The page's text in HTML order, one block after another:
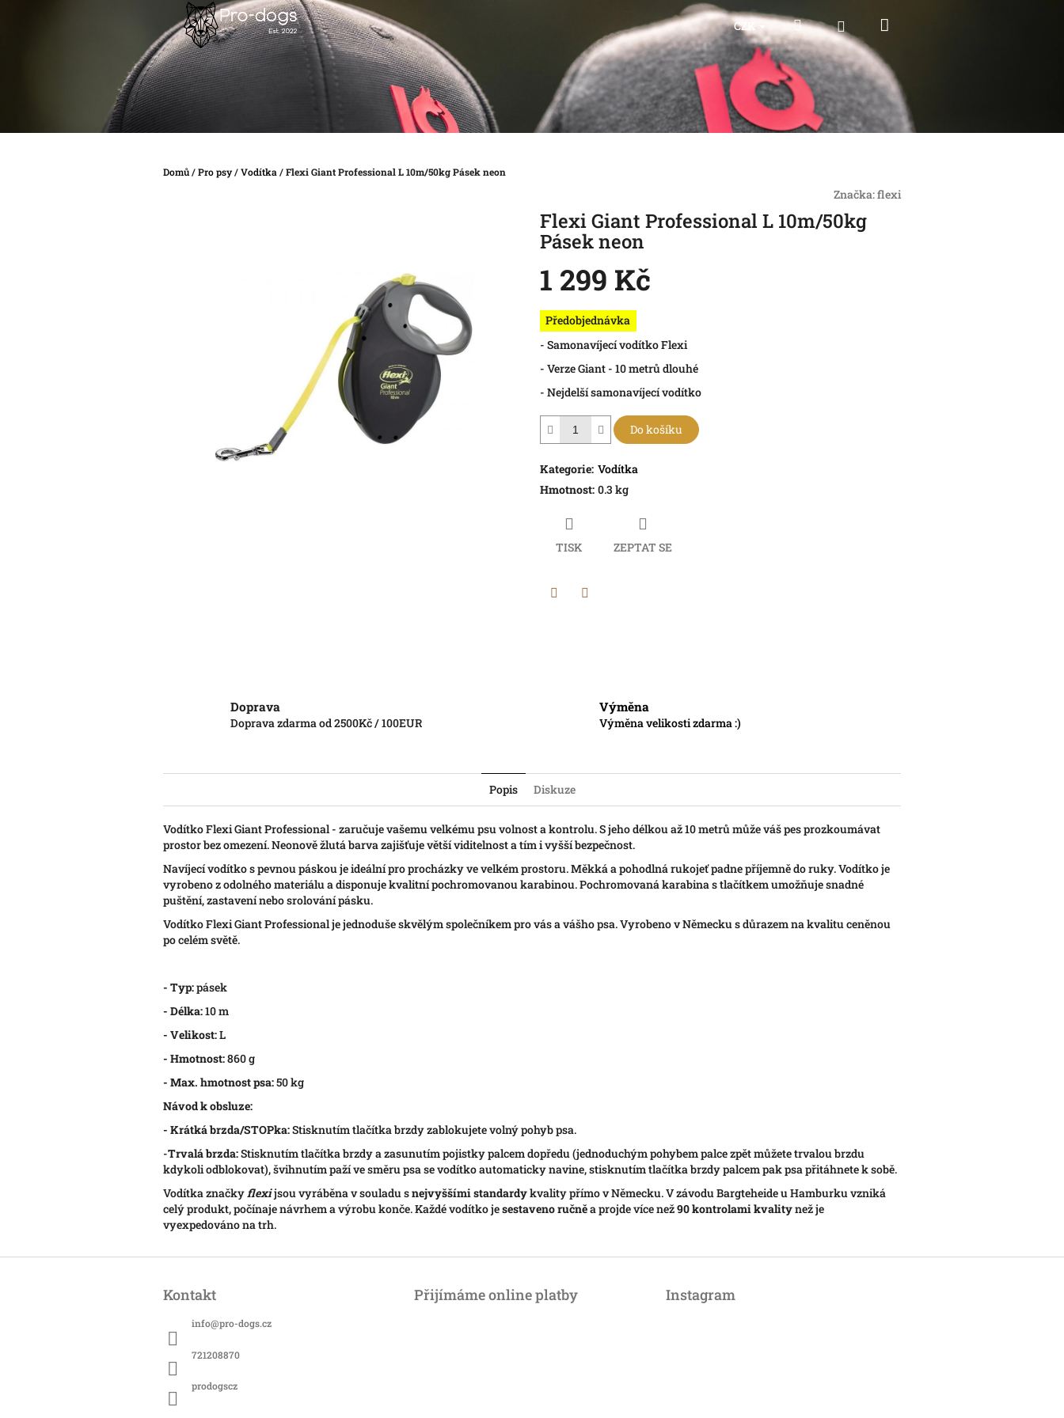
CZK HledatPřihlášení
Domů/Pro psy/Vodítka/Flexi Giant Professional L 10m/50kg Pásek neon
Značka:flexi
Flexi Giant Professional L 10m/50kg
Pásek neon
1 299 Kč
Měrná
cena:
Předobjednávka
- Samonavíjecí vodítko Flexi
- Verze Giant - 10 metrů dlouhé
- Nejdelší samonavíjecí vodítko
Do košíku
Kategorie: Vodítka
Hmotnost: 0.3 kg
TISK ZEPTAT SE
Doprava
Doprava zdarma od 2500Kč / 100EUR
Výměna
Výměna velikosti zdarma :)
Popis Diskuze
Vodítko Flexi Giant Professional - zaručuje vašemu velkému psu volnost a kontrolu. S jeho délkou až 10 metrů může váš pes prozkoumávat
prostor bez omezení. Neonově žlutá barva zajišťuje větší viditelnost a tím i vyšší bezpečnost.
Navíjecí vodítko s pevnou páskou je ideální pro procházky ve velkém prostoru. Měkká a pohodlná rukojeť padne příjemně do ruky. Vodítko je
vyrobeno z odolného materiálu a disponuje kvalitní pochromovanou karabinou. Pochromovaná karabina s tlačítkem umožňuje snadné
puštění, zastavení nebo srolování pásku.
Vodítko Flexi Giant Professional je jednoduše skvělým společníkem pro vás a vášho psa. Vyrobeno v Německu s důrazem na kvalitu ceněnou
po celém světě.
- Typ:pásek
- Délka:10 m
- Velikost:L
- Hmotnost:860 g
- Max. hmotnost psa:50 kg
Návod k obsluze:
- Krátká brzda/STOPka:Stisknutím tlačítka brzdy zablokujete volný pohyb psa.
-Trvalá brzda:Stisknutím tlačítka brzdy a zasunutím pojistky palcem dopředu (jednoduchým pohybem palce zpět můžete trvalou brzdu
kdykoli odblokovat), švihnutím paží ve směru psa se vodítko automaticky navine, stisknutím tlačítka brzdy palcem pak psa přitáhnete k sobě.
Vodítka značkyflexijsou vyráběna v souladu snejvyššími standardykvality přímo v Německu. V závodu Bargteheide u Hamburku vzniká
celý produkt, počínaje návrhem a výrobu konče. Každé vodítko jesestaveno ručněa projde více než90 kontrolami kvalitynež je
vyexpedováno na trh.
Kontakt
info@pro-dogs.cz
721208870
prodogscz
Přijímáme online platby Instagram